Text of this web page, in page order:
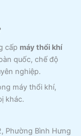
cấp máy thổi khí
quốc, chế độ
nghiệp.
máy thổi khí,
khác.
Phường Bình Hưng